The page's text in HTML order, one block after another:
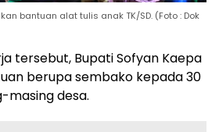
bantuan alat tulis anak TK/SD. (Foto : Dok
tersebut, Bupati Sofyan Kaepa
berupa sembako kepada 30
masing desa.